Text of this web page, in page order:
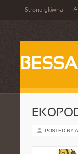
Strona główna
BESSA
POSTED BY